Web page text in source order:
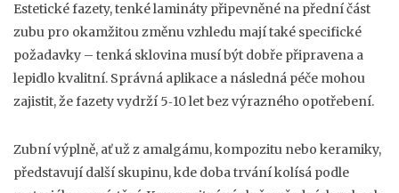
Estetickéfazety,tenké lamináty připevněné na přední část
zubu pro okamžitou změnu vzhledu mají také specifické
požadavky – tenká sklovina musí být dobře připravena a
lepidlo kvalitní. Správná aplikace a následná péče mohou
zajistit, že fazety vydrží 5‑10 let bez výrazného opotřebení.
Zubní výplně, ať už z amalgámu, kompozitu nebo keramiky,
představují další skupinu, kde doba trvání kolísá podle